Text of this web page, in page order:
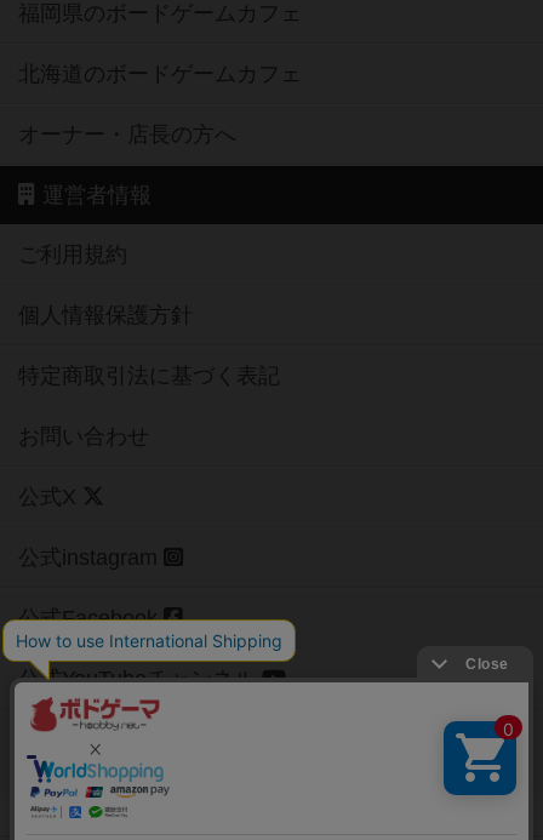
福岡県のボードゲームカフェ
北海道のボードゲームカフェ
オーナー・店長の方へ
運営者情報
ご利用規約
個人情報保護方針
特定商取引法に基づく表記
お問い合わせ
公式X
公式instagram
公式Facebook
公式YouTubeチャンネル